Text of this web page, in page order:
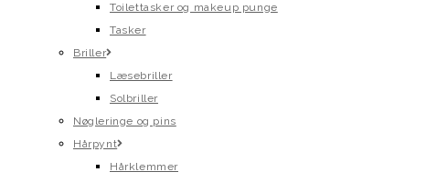
Toilettasker og makeup punge
Tasker
Briller
Læsebriller
Solbriller
Nøgleringe og pins
Hårpynt
Hårklemmer